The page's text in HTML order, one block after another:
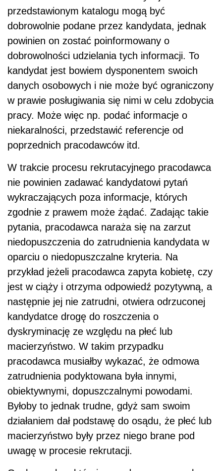
przedstawionym katalogu mogą być
dobrowolnie podane przez kandydata, jednak
powinien on zostać poinformowany o
dobrowolności udzielania tych informacji. To
kandydat jest bowiem dysponentem swoich
danych osobowych i nie może być ograniczony
w prawie posługiwania się nimi w celu zdobycia
pracy. Może więc np. podać informacje o
niekaralności, przedstawić referencje od
poprzednich pracodawców itd.
W trakcie procesu rekrutacyjnego pracodawca
nie powinien zadawać kandydatowi pytań
wykraczających poza informacje, których
zgodnie z prawem może żądać. Zadając takie
pytania, pracodawca naraża się na zarzut
niedopuszczenia do zatrudnienia kandydata w
oparciu o niedopuszczalne kryteria. Na
przykład jeżeli pracodawca zapyta kobietę, czy
jest w ciąży i otrzyma odpowiedź pozytywną, a
następnie jej nie zatrudni, otwiera odrzuconej
kandydatce drogę do roszczenia o
dyskryminację ze względu na płeć lub
macierzyństwo. W takim przypadku
pracodawca musiałby wykazać, że odmowa
zatrudnienia podyktowana była innymi,
obiektywnymi, dopuszczalnymi powodami.
Byłoby to jednak trudne, gdyż sam swoim
działaniem dał podstawę do osądu, że płeć lub
macierzyństwo były przez niego brane pod
uwagę w procesie rekrutacji.